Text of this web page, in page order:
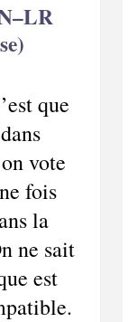
que
vote
fois
la
ne sait
est